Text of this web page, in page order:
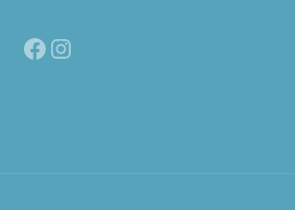
Facebook